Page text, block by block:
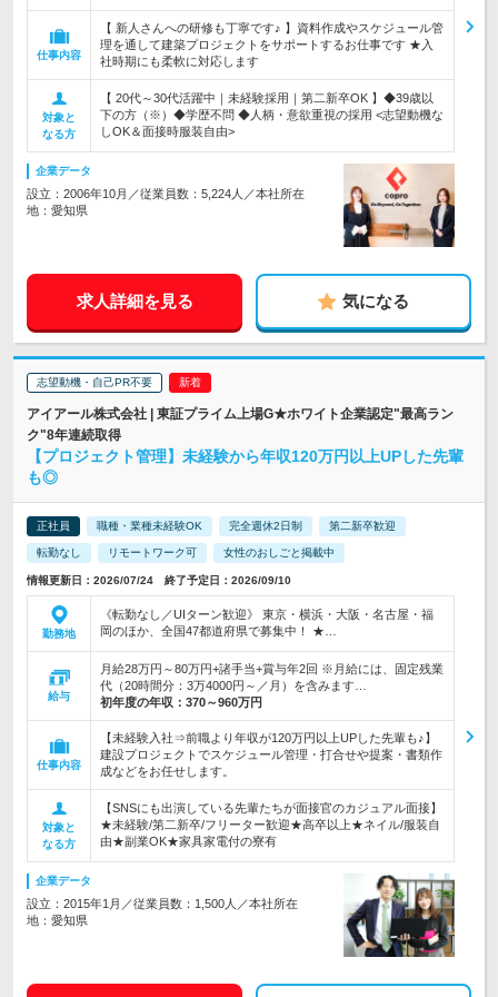
仕事内容
【 新人さんへの研修も丁寧です♪ 】資料作成やスケジュール管
理を通して建築プロジェクトをサポートするお仕事です ★入
社時期にも柔軟に対応します
対象と
なる方
【 20代～30代活躍中｜未経験採用｜第二新卒OK 】◆39歳以
下の方（※）◆学歴不問 ◆人柄・意欲重視の採用 <志望動機な
しOK＆面接時服装自由>
企業データ
設立：2006年10月／従業員数：5,224人／本社所在
地：愛知県
求人詳細を見る 気になる
志望動機・自己PR不要
アイアール株式会社 | 東証プライム上場G★ホワイト企業認定"最高ラン
ク"8年連続取得
【プロジェクト管理】未経験から年収120万円以上UPした先輩
も◎
正社員 職種・業種未経験OK 完全週休2日制 第二新卒歓迎
転勤なし リモートワーク可 女性のおしごと掲載中
情報更新日：2026/07/24 終了予定日：2026/09/10
勤務地
《転勤なし／UIターン歓迎》 東京・横浜・大阪・名古屋・福
岡のほか、全国47都道府県で募集中！ ★…
給与
月給28万円～80万円+諸手当+賞与年2回 ※月給には、固定残業
代（20時間分：3万4000円～／月）を含みます…
初年度の年収： 370～960万円
仕事内容
【未経験入社⇒前職より年収が120万円以上UPした先輩も♪】
建設プロジェクトでスケジュール管理・打合せや提案・書類作
成などをお任せします。
対象と
なる方
【SNSにも出演している先輩たちが面接官のカジュアル面接】
★未経験/第二新卒/フリーター歓迎★高卒以上★ネイル/服装自
由★副業OK★家具家電付の寮有
企業データ
設立：2015年1月／従業員数：1,500人／本社所在
地：愛知県